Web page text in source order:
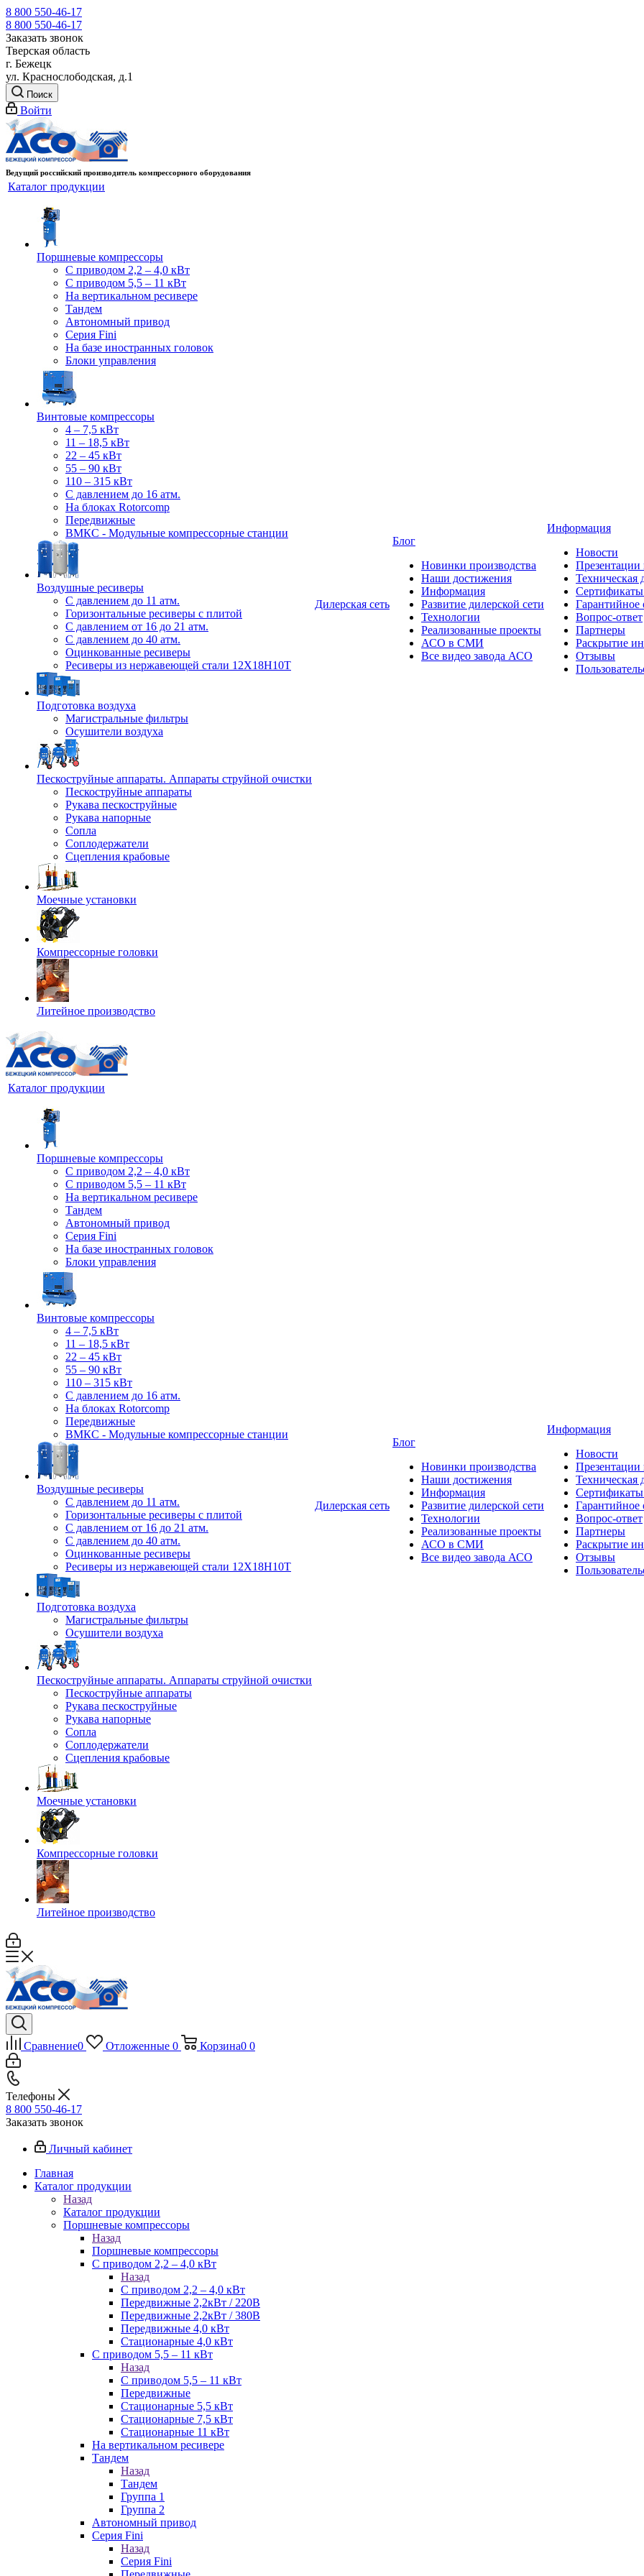
8 800 550-46-17
8 800 550-46-17
Заказать звонок
Тверская область
г. Бежецк
ул. Краснослободская, д.1
Поиск
Войти
Ведущий российский производитель компрессорного оборудования
Каталог продукции
Поршневые компрессоры
С приводом 2,2 – 4,0 кВт
С приводом 5,5 – 11 кВт
На вертикальном ресивере
Тандем
Автономный привод
Серия Fini
На базе иностранных головок
Блоки управления
Винтовые компрессоры
4 – 7,5 кВт
11 – 18,5 кВт
22 – 45 кВт
55 – 90 кВт
110 – 315 кВт
С давлением до 16 атм.
На блоках Rotorcomp
Передвижные
ВМКС - Модульные компрессорные станции
Воздушные ресиверы
С давлением до 11 атм.
Горизонтальные ресиверы с плитой
С давлением от 16 до 21 атм.
С давлением до 40 атм.
Оцинкованные ресиверы
Ресиверы из нержавеющей стали 12Х18Н10Т
Подготовка воздуха
Магистральные фильтры
Осушители воздуха
Пескоструйные аппараты. Аппараты струйной очистки
Пескоструйные аппараты
Рукава пескоструйные
Рукава напорные
Сопла
Соплодержатели
Сцепления крабовые
Моечные установки
Компрессорные головки
Литейное производство
Дилерская сеть
Блог
Новинки производства
Наши достижения
Информация
Развитие дилерской сети
Технологии
Реализованные проекты
АСО в СМИ
Все видео завода АСО
Информация
Новости
Техническая
Сертификаты
Гарантийное
Вопрос-ответ
Партнеры
Раскрытие
Отзывы
Каталог продукции
Поршневые компрессоры
С приводом 2,2 – 4,0 кВт
С приводом 5,5 – 11 кВт
На вертикальном ресивере
Тандем
Автономный привод
Серия Fini
На базе иностранных головок
Блоки управления
Винтовые компрессоры
4 – 7,5 кВт
11 – 18,5 кВт
22 – 45 кВт
55 – 90 кВт
110 – 315 кВт
С давлением до 16 атм.
На блоках Rotorcomp
Передвижные
ВМКС - Модульные компрессорные станции
Воздушные ресиверы
С давлением до 11 атм.
Горизонтальные ресиверы с плитой
С давлением от 16 до 21 атм.
С давлением до 40 атм.
Оцинкованные ресиверы
Ресиверы из нержавеющей стали 12Х18Н10Т
Подготовка воздуха
Магистральные фильтры
Осушители воздуха
Пескоструйные аппараты. Аппараты струйной очистки
Пескоструйные аппараты
Рукава пескоструйные
Рукава напорные
Сопла
Соплодержатели
Сцепления крабовые
Моечные установки
Компрессорные головки
Литейное производство
Дилерская сеть
Блог
Новинки производства
Наши достижения
Информация
Развитие дилерской сети
Технологии
Реализованные проекты
АСО в СМИ
Все видео завода АСО
Информация
Новости
Техническая
Сертификаты
Гарантийное
Вопрос-ответ
Партнеры
Раскрытие
Отзывы
Сравнение0 Отложенные 0 Корзина0 0
Телефоны
8 800 550-46-17
Заказать звонок
Личный кабинет
Главная
Каталог продукции
Назад
Каталог продукции
Поршневые компрессоры
Назад
Поршневые компрессоры
С приводом 2,2 – 4,0 кВт
Назад
С приводом 2,2 – 4,0 кВт
Передвижные 2,2кВт / 220В
Передвижные 2,2кВт / 380В
Передвижные 4,0 кВт
Стационарные 4,0 кВт
С приводом 5,5 – 11 кВт
Назад
С приводом 5,5 – 11 кВт
Передвижные
Стационарные 5,5 кВт
Стационарные 7,5 кВт
Стационарные 11 кВт
На вертикальном ресивере
Тандем
Назад
Тандем
Группа 1
Группа 2
Автономный привод
Серия Fini
Назад
Серия Fini